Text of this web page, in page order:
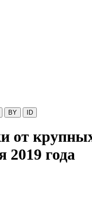
BY ID
от
2019 года